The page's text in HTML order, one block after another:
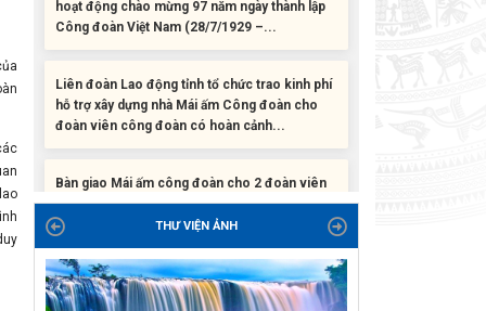
Liên đoàn Lao động tỉnh tổ chức trao kinh phí
đoàn viên công đoàn có hoàn cảnh...
Bàn giao Mái ấm công đoàn cho 2 đoàn viên
Liên đoàn Lao động tỉnh trao tặng 100 bộ bút
chấm đọc tiếng Anh cho con đoàn viên, người
lao động khó khăn trước khai...
THƯ VIỆN ẢNH